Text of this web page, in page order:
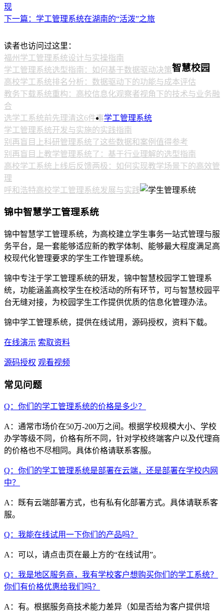
现
下一篇：学工管理系统在湖南的“活泼”之旅
读者也访问过这里：
福州学工管理系统设计与实操指南
学工管理系统选型指南：如何基于数据驱动决策
高校学工系统排名分析：数据驱动下的功能与成本评估
教务下载系统重构：高校信息化观察者视角下的技术与业务融
合
选学工系统前先理清这6件事
学工管理系统开发与实施的实践指南
别再盲目上科研管理系统了这些数据和案例值得参考
别再盲目上教学管理系统了：基于行业理解的选型指南
高校学工系统上线后反馈两极：如何实现教学场景下的高效管
理
呼和浩特高校学工管理系统发展与实践
智慧校园
学工管理系统
锦中智慧学工管理系统
锦中智慧学工管理系统，为高校建立学生事务一站式管理与服
务平台，是一套能够适应新的教学体制、能够最大程度满足高
校现代化管理要求的学生工作管理系统。
锦中专注于学工管理系统的研发，锦中智慧校园学工管理系
统，功能涵盖高校学生在校活动的所有环节，可与智慧校园平
台无缝对接，为校园学生工作提供优质的信息化管理办法。
锦中学工管理系统，提供在线试用，源码授权，资料下载。
在线演示 索取资料
源码授权 观看视频
常见问题
Q：你们的学工管理系统的价格是多少？
A：通常市场价在50万-200万之间。根据学校规模大小、学校
办学等级不同，价格有所不同，针对学校终端客户以及代理商
的价格也不尽相同。具体价格请联系客服。
Q：你们的学工管理系统是部署在云端，还是部署在学校内网
中？
A：既有云端部署方式，也有私有化部署方式。具体请联系客
服。
Q：我能在线试用一下你们的产品吗？
A：可以，请点击页在最上方的“在线试用”。
Q：我是地区服务商，我有学校客户想购买你们的学工系统？
你们有价格优惠给我们吗？
A：有。根据服务商技术能力差异（如是否给为客户提供培